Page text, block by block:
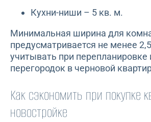
Кухни-ниши – 5 кв. м.
Минимальная ширина для
предусматривается не менее
учитывать при
перегородок в черновой
Как сэкономить при покупке
новостройке